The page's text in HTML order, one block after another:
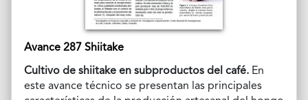
Avance 287 Shiitake
Cultivo de shiitake en subproductos del café. En
este avance técnico se presentan las principales